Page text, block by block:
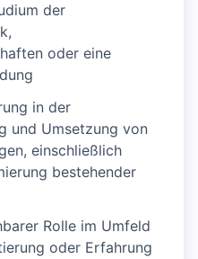
der
oder eine
in der
und Umsetzung von
einschließlich
bestehender
Rolle im Umfeld
oder Erfahrung